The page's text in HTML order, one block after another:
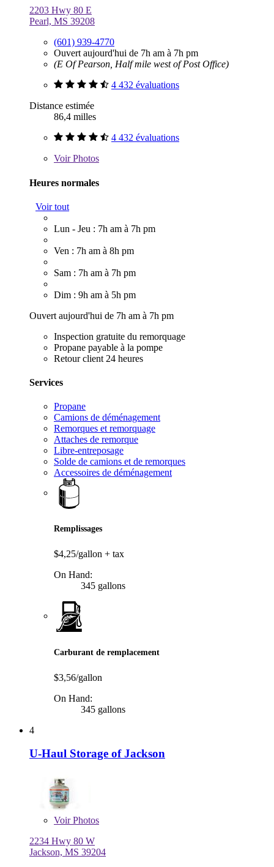
2203 Hwy 80 E
Pearl, MS 39208
(601) 939-4770
Ouvert aujourd'hui de 7h am à 7h pm
(E Of Pearson, Half mile west of Post Office)
4 432 évaluations
Distance estimée
86,4 milles
4 432 évaluations
VoirPhotos
Heures normales
Voir tout
Lun - Jeu : 7h am à 7h pm
Ven : 7h am à 8h pm
Sam : 7h am à 7h pm
Dim : 9h am à 5h pm
Ouvert aujourd'hui de 7h am à 7h pm
Inspection gratuite du remorquage
Propane payable à la pompe
Retour client 24 heures
Services
Propane
Camions de déménagement
Remorques et remorquage
Attaches de remorque
Libre-entreposage
Solde de camions et de remorques
Accessoires de déménagement
Remplissages
$4,25/gallon + tax
On Hand:
345 gallons
Carburant de remplacement
$3,56/gallon
On Hand:
345 gallons
4
U-Haul Storage of Jackson
VoirPhotos
2234 Hwy 80 W
Jackson, MS 39204